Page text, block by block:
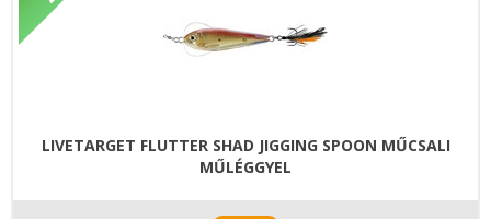
LIVETARGET FLUTTER SHAD JIGGING SPOON MŰCSALI
MŰLÉGGYEL